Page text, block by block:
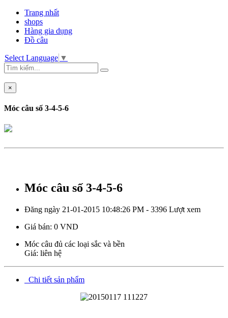
Trang nhất
shops
Hàng gia dụng
Đồ câu
Select Language ▼
×
Móc câu số 3-4-5-6
Móc câu số 3-4-5-6
Đăng ngày 21-01-2015 10:48:26 PM - 3396 Lượt xem
Giá bán: 0 VND
Móc câu đủ các loại sắc và bền
Giá: liên hệ
Chi tiết sản phẩm